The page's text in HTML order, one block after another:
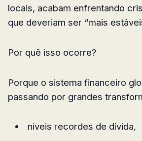
locais, acabam enfrentando
que deveriam ser “mais
Por quê isso ocorre?
Porque o sistema financeiro
passando por grandes
níveis recordes de dívida,